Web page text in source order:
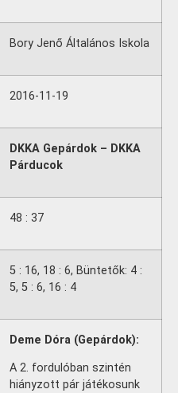
Bory Jenő Általános Iskola
2016-11-19
DKKA Gepárdok – DKKA
Párducok
48 : 37
5 : 16, 18 : 6, Büntetők: 4 :
5, 5 : 6, 16 : 4
Deme Dóra (Gepárdok):
A 2. fordulóban szintén
hiányzott pár játékosunk